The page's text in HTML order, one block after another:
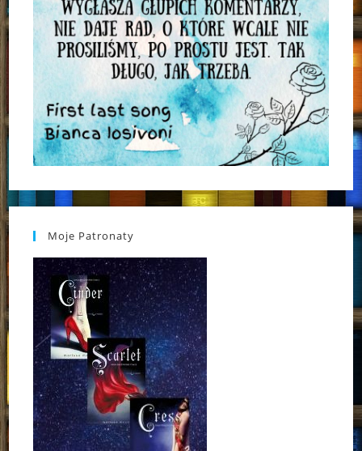
Moje Patronaty